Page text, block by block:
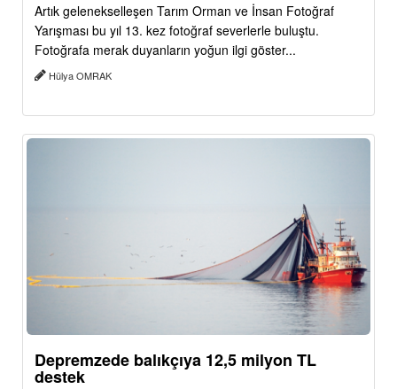
Artık gelenekselleşen Tarım Orman ve İnsan Fotoğraf
Yarışması bu yıl 13. kez fotoğraf severlerle buluştu.
Fotoğrafa merak duyanların yoğun ilgi göster...
Hülya OMRAK
Depremzede balıkçıya 12,5 milyon TL
destek